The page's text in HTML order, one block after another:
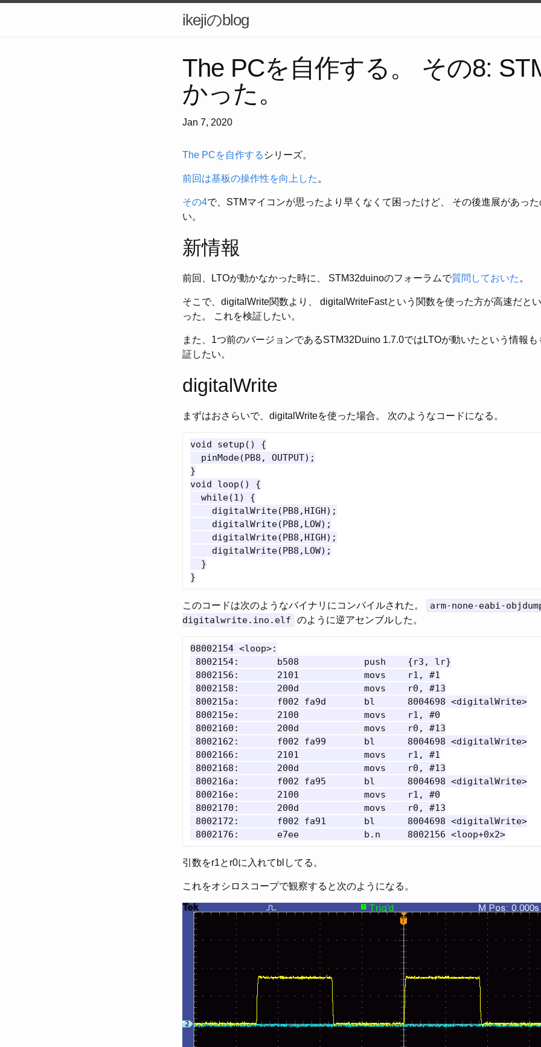
ikejiのblog
The PCを自作する。 その8:
かった。
Jan 7, 2020
The PCを自作する シリーズ。
前回は基板の操作性を向上した 。
その4で、STMマイコンが思ったより早くなくて困ったけど、 その後進展があっ
い。
新情報
前回、LTOが動かなかった時に、 STM32duinoのフォーラムで質問しておいた 。
そこで、digitalWrite関数より、 digitalWriteFastという関数を使った方が高速だと
った。 これを検証したい。
また、1つ前のバージョンであるSTM32Duino 1.7.0ではLTOが動いたという情報
証したい。
digitalWrite
まずはおさらいで、digitalWriteを使った場合。 次のようなコードになる。
void setup() {
  pinMode(PB8, OUTPUT);
}
void loop() {
  while(1) {
    digitalWrite(PB8,HIGH);
    digitalWrite(PB8,LOW);
    digitalWrite(PB8,HIGH);
    digitalWrite(PB8,LOW);
  }
このコードは次のようなバイナリにコンパイルされた。
arm-none-eabi-
digitalwrite.ino.elf
のように逆アセンブルした。
08002154 <loop>:
8002154:       b508            push    {r3, lr}
8002156:       2101            movs    r1, #1
8002158:       200d            movs    r0, #13
800215a:       f002 fa9d       bl      8004698 <digitalWrite>
800215e:       2100            movs    r1, #0
8002160:       200d            movs    r0, #13
8002162:       f002 fa99       bl      8004698 <digitalWrite>
8002166:       2101            movs    r1, #1
8002168:       200d            movs    r0, #13
800216a:       f002 fa95       bl      8004698 <digitalWrite>
800216e:       2100            movs    r1, #0
8002170:       200d            movs    r0, #13
8002172:       f002 fa91       bl      8004698 <digitalWrite>
引数をr1とr0に入れてblしてる。
これをオシロスコープで観察すると次のようになる。